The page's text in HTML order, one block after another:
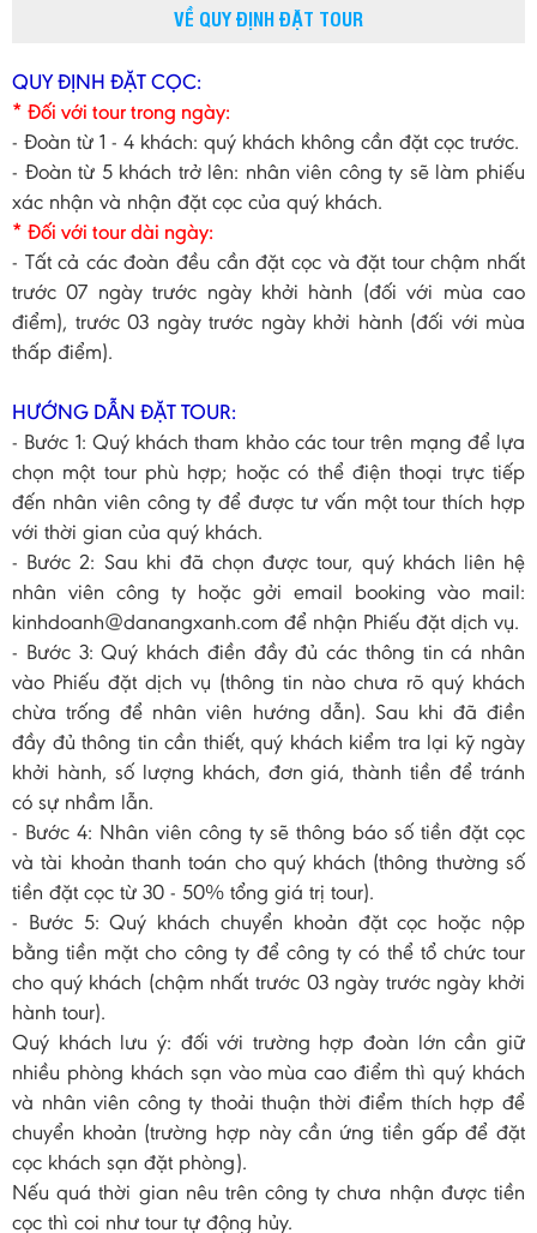
VỀ QUY ĐỊNH ĐẶT TOUR
QUY ĐỊNH ĐẶT CỌC:
* Đối với tour trong ngày:
- Đoàn từ 1 - 4 khách: quý khách không cần đặt cọc trước.
- Đoàn từ 5 khách trở lên: nhân viên công ty sẽ làm phiếu
xác nhận và nhận đặt cọc của quý khách.
* Đối với tour dài ngày:
- Tất cả các đoàn đều cần đặt cọc và đặt tour chậm nhất
trước 07 ngày trước ngày khởi hành (đối với mùa cao
điểm), trước 03 ngày trước ngày khởi hành (đối với mùa
thấp điểm).
HƯỚNG DẪN ĐẶT TOUR:
- Bước 1: Quý khách tham khảo các tour trên mạng để lựa
chọn một tour phù hợp; hoặc có thể điện thoại trực tiếp
đến nhân viên công ty để được tư vấn một tour thích hợp
với thời gian của quý khách.
- Bước 2: Sau khi đã chọn được tour, quý khách liên hệ
nhân viên công ty hoặc gởi email booking vào mail:
kinhdoanh@danangxanh.com để nhận Phiếu đặt dịch vụ.
- Bước 3: Quý khách điền đầy đủ các thông tin cá nhân
vào Phiếu đặt dịch vụ (thông tin nào chưa rõ quý khách
chừa trống để nhân viên hướng dẫn). Sau khi đã điền
đầy đủ thông tin cần thiết, quý khách kiểm tra lại kỹ ngày
khởi hành, số lượng khách, đơn giá, thành tiền để tránh
có sự nhầm lẫn.
- Bước 4: Nhân viên công ty sẽ thông báo số tiền đặt cọc
và tài khoản thanh toán cho quý khách (thông thường số
tiền đặt cọc từ 30 - 50% tổng giá trị tour).
- Bước 5: Quý khách chuyển khoản đặt cọc hoặc nộp
bằng tiền mặt cho công ty để công ty có thể tổ chức tour
cho quý khách (chậm nhất trước 03 ngày trước ngày khởi
hành tour).
Quý khách lưu ý: đối với trường hợp đoàn lớn cần giữ
nhiều phòng khách sạn vào mùa cao điểm thì quý khách
và nhân viên công ty thoải thuận thời điểm thích hợp để
chuyển khoản (trường hợp này cần ứng tiền gấp để đặt
cọc khách sạn đặt phòng).
Nếu quá thời gian nêu trên công ty chưa nhận được tiền
cọc thì coi như tour tự động hủy.